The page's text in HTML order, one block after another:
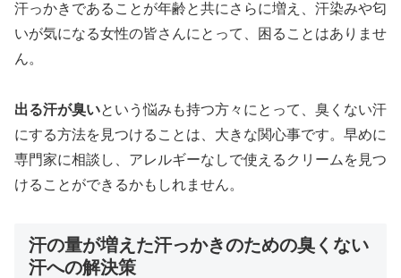
汗っかきであることが年齢と共にさらに増え、汗染みや匂
いが気になる女性の皆さんにとって、困ることはありませ
ん。
出る汗が臭いという悩みも持つ方々にとって、臭くない汗
にする方法を見つけることは、大きな関心事です。早めに
専門家に相談し、アレルギーなしで使えるクリームを見つ
けることができるかもしれません。
汗の量が増えた汗っかきのための臭くない
汗への解決策